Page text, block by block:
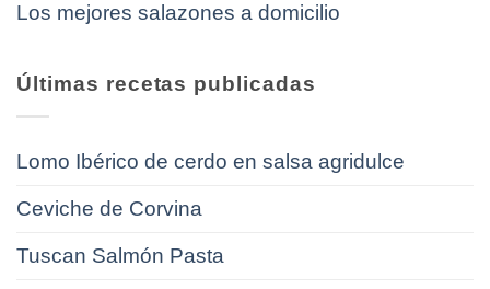
Los mejores salazones a domicilio
Últimas recetas publicadas
Lomo Ibérico de cerdo en salsa agridulce
Ceviche de Corvina
Tuscan Salmón Pasta